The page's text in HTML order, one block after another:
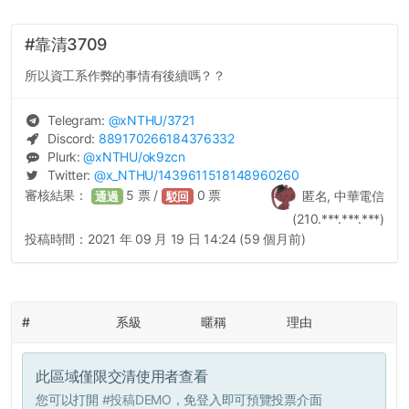
#靠清3709
所以資工系作弊的事情有後續嗎？？
Telegram: @xNTHU/3721
Discord: 889170266184376332
Plurk:@xNTHU/ok9zcn
Twitter: @x_NTHU/1439611518148960260
匿名, 中華電信
(210.***.***.***)
審核結果： 通過 5 票 / 駁回 0 票
投稿時間： 2021 年 09 月 19 日 14:24 (59 個月前)
# 系級 暱稱 理由
此區域僅限交清使用者查看
您可以打開 #投稿DEMO ，免登入即可預覽投票介面